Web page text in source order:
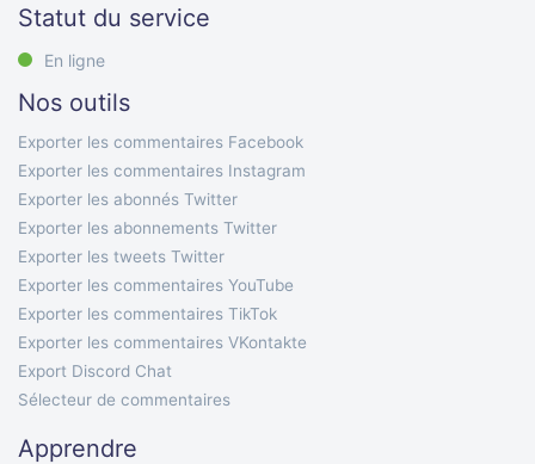
Statut du service
En ligne
Nos outils
Exporter les commentaires Facebook
Exporter les commentaires Instagram
Exporter les abonnés Twitter
Exporter les abonnements Twitter
Exporter les tweets Twitter
Exporter les commentaires YouTube
Exporter les commentaires TikTok
Exporter les commentaires VKontakte
Export Discord Chat
Sélecteur de commentaires
Apprendre